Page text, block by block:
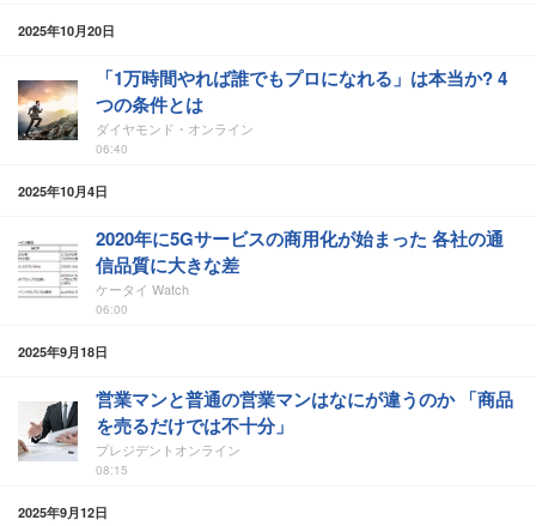
2025年10月20日
「1万時間やれば誰でもプロになれる」は本当か? 4
つの条件とは
ダイヤモンド・オンライン
06:40
2025年10月4日
2020年に5Gサービスの商用化が始まった 各社の通
信品質に大きな差
ケータイ Watch
06:00
2025年9月18日
営業マンと普通の営業マンはなにが違うのか 「商品
を売るだけでは不十分」
プレジデントオンライン
08:15
2025年9月12日